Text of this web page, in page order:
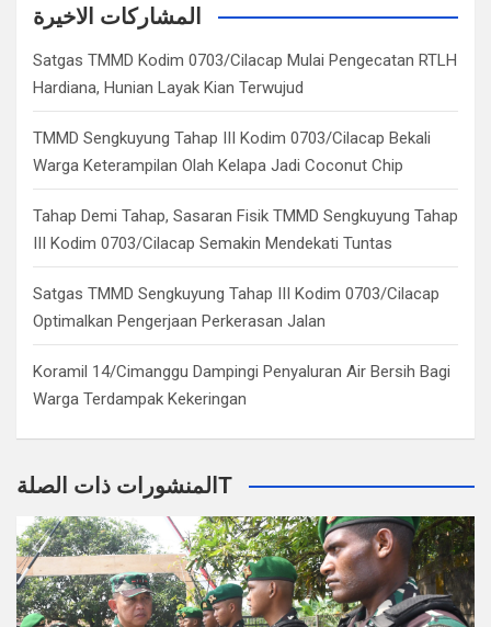
c
المشاركات الاخيرة
Satgas TMMD Kodim 0703/Cilacap Mulai Pengecatan RTLH
Hardiana, Hunian Layak Kian Terwujud
TMMD Sengkuyung Tahap III Kodim 0703/Cilacap Bekali
Warga Keterampilan Olah Kelapa Jadi Coconut Chip
Tahap Demi Tahap, Sasaran Fisik TMMD Sengkuyung Tahap
III Kodim 0703/Cilacap Semakin Mendekati Tuntas
Satgas TMMD Sengkuyung Tahap III Kodim 0703/Cilacap
Optimalkan Pengerjaan Perkerasan Jalan
Koramil 14/Cimanggu Dampingi Penyaluran Air Bersih Bagi
Warga Terdampak Kekeringan
المنشورات ذات الصلةT